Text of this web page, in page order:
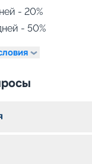
- 20%
- 50%